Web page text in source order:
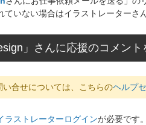
いない場合はイラストレーターさ
」さんに応援のコメント
合せについては、こちらのヘルプ
ラストレーターログインが必要です。